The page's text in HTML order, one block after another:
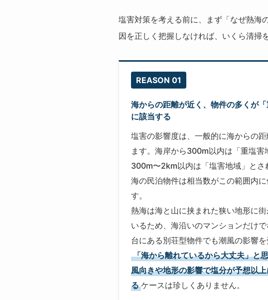
塩害対策を考える前に、まず「なぜ熱海
因を正しく把握しなければ、いくら清掃
REASON 01
海からの距離が近く、物件の多くが「
に該当する
塩害の影響度は、一般的に海からの
ます。海岸から300m以内は「重塩害
300m〜2km以内は「塩害地域」とさ
海の民泊物件は相当数がこの範囲内に
す。
熱海は海と山に挟まれた狭い地形に
いるため、海沿いのマンションだけ
台にある別荘型物件でも潮風の影響を
「海から離れているから大丈夫」と
風向きや地形の影響で塩分が予想以
る ケースは珍しくありません。